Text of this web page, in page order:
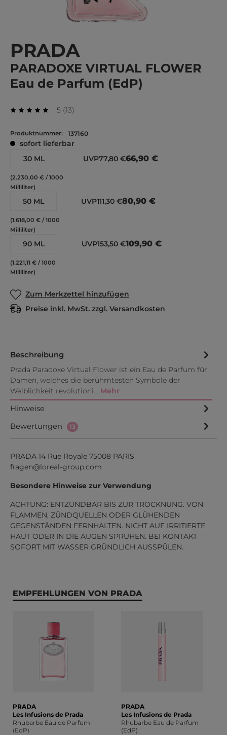
PRADA
PARADOXE VIRTUAL FLOWER
Eau de Parfum (EdP)
5
Durchschnittliche Bewertung von 5 von 5
(13)
Bewertungen
Produktnummer: 137160
sofort lieferbar
30 ML
(2.230,00 € / 1000
Milliliter)
UVP77,80 €66,90 €
50 ML
(1.618,00 € / 1000
Milliliter)
UVP111,30 €80,90 €
90 ML
(1.221,11 € / 1000
Milliliter)
UVP153,50 €109,90 €
Zum Merkzettel hinzufügen
Preise inkl. MwSt. zzgl. Versandkosten
Beschreibung
Prada Paradoxe Virtual Flower ist ein Eau de Parfum für
Damen, welches die berühmtesten Symbole der
Weiblichkeit revolutioni… Mehr
Hinweise
Bewertungen
13
PRADA 14 Rue Royale 75008 PARIS
fragen@loreal-group.com
Besondere Hinweise zur Verwendung
ACHTUNG: ENTZÜNDBAR BIS ZUR TROCKNUNG. VON
FLAMMEN, ZÜNDQUELLEN ODER GLÜHENDEN
GEGENSTÄNDEN FERNHALTEN. NICHT AUF IRRITIERTE
HAUT ODER IN DIE AUGEN SPRÜHEN. BEI KONTAKT
SOFORT MIT WASSER GRÜNDLICH AUSSPÜLEN.
Produktgalerie überspringen
EMPFEHLUNGEN VON PRADA
PRADA
Les Infusions de Prada
Rhubarbe Eau de Parfum
(EdP)
PRADA
Les Infusions de Prada
Rhubarbe Eau de Parfum
(EdP)